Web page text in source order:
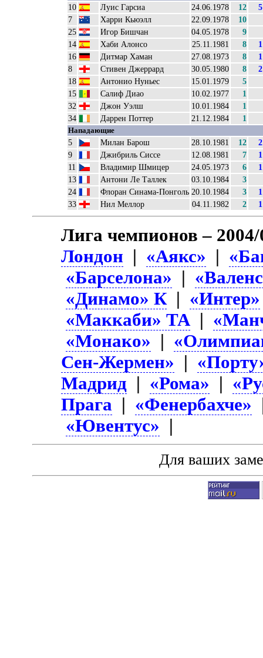
10 Луис Гарсиа 24.06.1978 12
5
7
Харри Кьюэлл 22.09.1978
10
25
Игор Бишчан 04.05.1978
9
14
Хаби Алонсо 25.11.1981 8
1
16
Дитмар Хаман 27.08.1973 8
1
8
Стивен Джеррард 30.05.1980 8
2
18
Антонио Нуньес 15.01.1979
5
15
Салиф Диао 10.02.1977
1
32
Джон Уэлш 10.01.1984
1
34
Даррен Поттер 21.12.1984 1
Нападающие
5 Милан Барош 28.10.1981 12
2
9
Джибриль Сиссе 12.08.1981 7
1
11
Владимир Шмицер 24.05.1973 6
1
13
Антони Ле Таллек 03.10.1984
3
24
Флоран Синама-Понголь 20.10.1984 3
1
33
Нил Меллор 04.11.1982 2 1
Лига чемпионов –
Лондон | «Аякс» |
«Барселона» |
«Динамо» К | «Интер»
«Маккаби» ТА |
«Монако» |
Сен-Жермен» |
Мадрид | «Рома» |
Прага | «Фенербахче»
«Ювентус» |
Для ваших